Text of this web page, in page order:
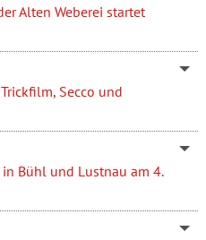
Alten Weberei startet
Secco und
Bühl und Lustnau am 4.